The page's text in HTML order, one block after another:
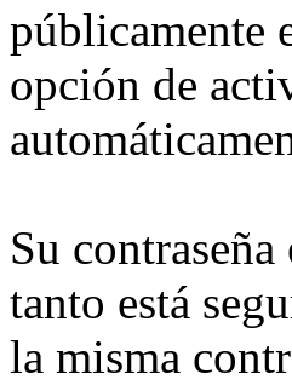
públicamente
opción de
Su
tanto está
la misma